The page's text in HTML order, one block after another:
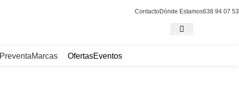
ContactoDónde Estamos638 94 07 53
Login / Register
PreventaMarcas OfertasEventos